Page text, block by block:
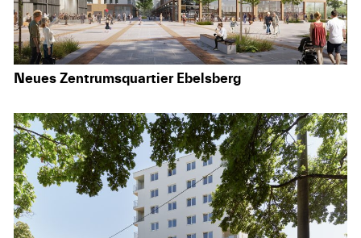
Neues Zentrumsquartier Ebelsberg